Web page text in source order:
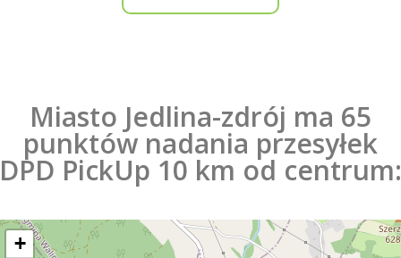
Miasto Jedlina-zdrój ma 65
punktów nadania przesyłek
DPD PickUp 10 km od centrum:
+